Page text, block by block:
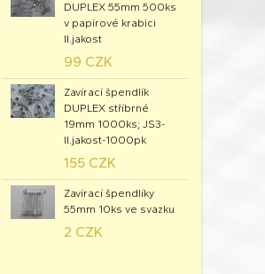
DUPLEX 55mm 500ks
v papírové krabici
II.jakost
99 CZK
Zavírací špendlík
DUPLEX stříbrné
19mm 1000ks; JS3-
II.jakost-1000pk
155 CZK
Zavírací špendlíky
55mm 10ks ve svazku
2 CZK